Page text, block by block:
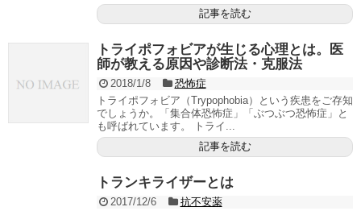
記事を読む
トライポフォビアが生じる心理とは。医
師が教える原因や診断法・克服法
2018/1/8
恐怖症
トライポフォビア（Trypophobia）という疾患をご存知
でしょうか。「集合体恐怖症」「ぶつぶつ恐怖症」と
も呼ばれています。 トライ...
記事を読む
トランキライザーとは
2017/12/6
抗不安薬